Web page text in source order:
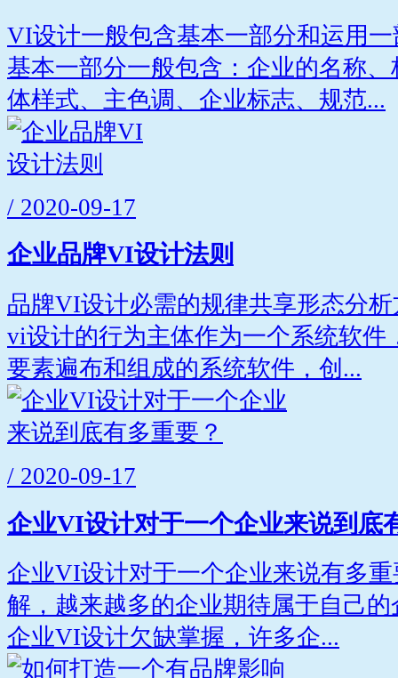
VI设计一般包含基本一部分和运用
基本一部分一般包含：企业的名称
体样式、主色调、企业标志、规范...
/ 2020-09-17
企业品牌VI设计法则
品牌VI设计必需的规律共享形态分
vi设计的行为主体作为一个系统软件
要素遍布和组成的系统软件，创...
/ 2020-09-17
企业VI设计对于一个企业来说到底
企业VI设计对于一个企业来说有多
解，越来越多的企业期待属于自己
企业VI设计欠缺掌握，许多企...